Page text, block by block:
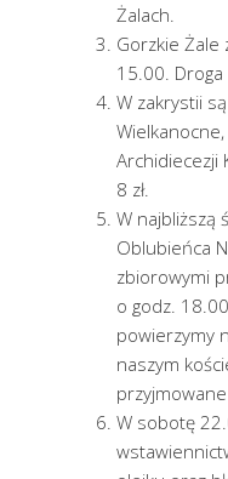
Żalach.
Gorzkie Żale
15.00.
W zakrystii
Archidiecezji
8 zł.
W najbliższą
Oblubieńca
zbiorowymi
o godz.
powierzymy
naszym
W sobotę